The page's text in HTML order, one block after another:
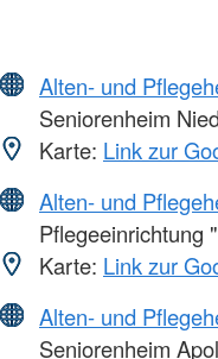
Alten- und
Seniorenheim
Karte: Link zur
Alten- und
Pflegeeinrichtung
Karte: Link zur
Alten- und
Seniorenheim